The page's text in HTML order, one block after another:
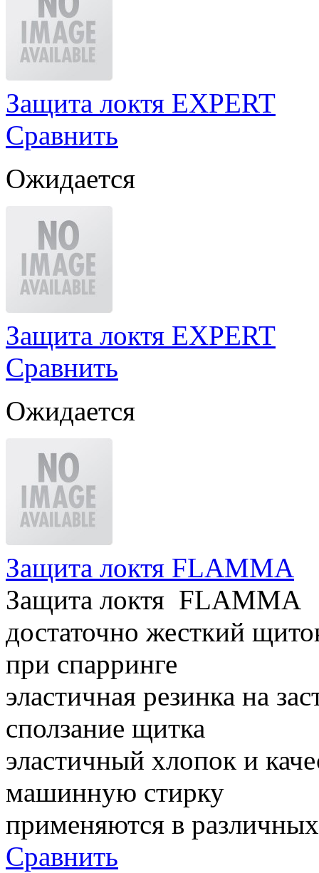
Защита локтя EXPERT
Сравнить
Ожидается
Защита локтя EXPERT
Сравнить
Ожидается
Защита локтя FLAMMA
Защита локтя FLAMMA
достаточно жесткий
при спарринге
эластичная резинка на
сползание щитка
эластичный хлопок и
машинную стирку
применяются в
Сравнить